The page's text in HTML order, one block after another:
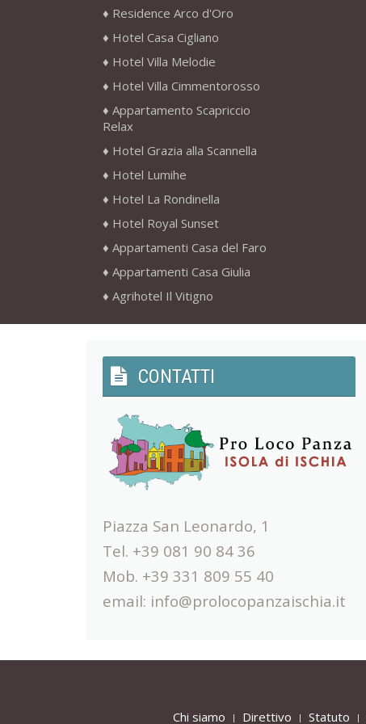
Residence Arco d'Oro
Hotel Casa Cigliano
Hotel Villa Melodie
Hotel Villa Cimmentorosso
Appartamento Scapriccio
Relax
Hotel Grazia alla Scannella
Hotel Lumihe
Hotel La Rondinella
Hotel Royal Sunset
Appartamenti Casa del Faro
Appartamenti Casa Giulia
Agrihotel Il Vitigno
CONTATTI
Piazza San Leonardo, 1
Tel. +39 081 90 84 36
Mob. +39 331 809 55 40
email: info@prolocopanzaischia.it
Chi siamo Direttivo Statuto